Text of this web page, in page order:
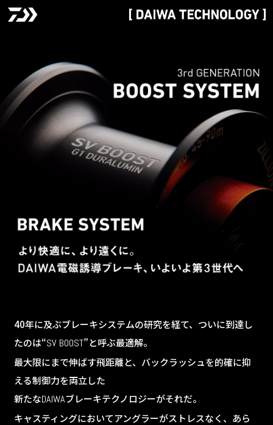
40年に及ぶブレーキシステムの研究を経て、ついに到達し
たのは“SV BOOST”と呼ぶ最適解。
最大限にまで伸ばす飛距離と、バックラッシュを的確に抑
える制御力を両立した
新たなDAIWAブレーキテクノロジーがそれだ。
キャスティングにおいてアングラーがストレスなく、あら